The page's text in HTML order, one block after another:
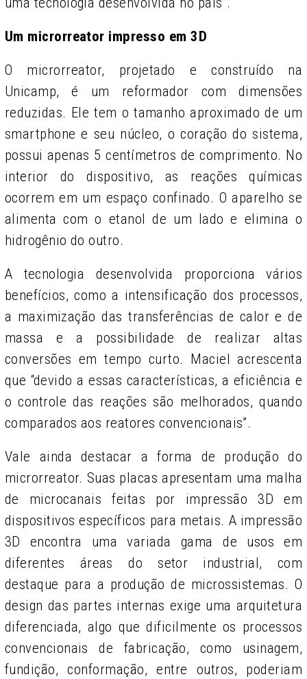
Um microrreator impresso em 3D
O microrreator, projetado e construído na
Unicamp, é um reformador com dimensões
reduzidas. Ele tem o tamanho aproximado de um
smartphone e seu núcleo, o coração do sistema,
possui apenas 5 centímetros de comprimento. No
interior do dispositivo, as reações químicas
ocorrem em um espaço confinado. O aparelho se
alimenta com o etanol de um lado e elimina o
hidrogênio do outro.
A tecnologia desenvolvida proporciona vários
benefícios, como a intensificação dos processos,
a maximização das transferências de calor e de
massa e a possibilidade de realizar altas
conversões em tempo curto. Maciel acrescenta
que “devido a essas características, a eficiência e
o controle das reações são melhorados, quando
comparados aos reatores convencionais”.
Vale ainda destacar a forma de produção do
microrreator. Suas placas apresentam uma malha
de microcanais feitas por impressão 3D em
dispositivos específicos para metais. A impressão
3D encontra uma variada gama de usos em
diferentes áreas do setor industrial, com
destaque para a produção de microssistemas. O
design das partes internas exige uma arquitetura
diferenciada, algo que dificilmente os processos
convencionais de fabricação, como usinagem,
fundição, conformação, entre outros, poderiam